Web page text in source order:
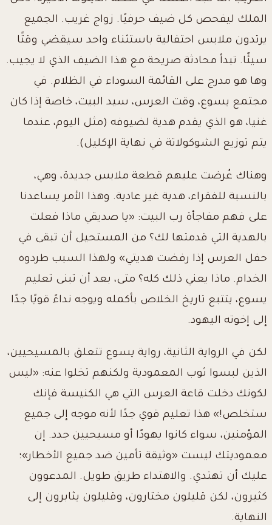
الملك ليفحص كل ضيف حرفيًا. زواج غريب. الجميع
يرتدون ملابس احتفالية باستثناء واحد سيقضي وقتًا
سيئًا. تبدأ محادثة صريحة مع هذا الضيف الذي لا يجيب.
وها هو مدرج على القائمة السوداء في الظلام. في
مجتمع يسوع، وقت العرس، سيد البيت، خاصة إذا كان
غنيا، هو الذي يقدم هدية لضيوفه (مثل اليوم، عندما
يتم توزيع الشوكولاتة في نهاية الإكليل).
وهناك عُرضت عليهم قطعة ملابس جديدة، وهي،
بالنسبة للفقراء، هدية غير عادية. وهذا الأمر يساعدنا
على فهم مفاجأة رب البيت: «يا صديقي ماذا فعلت
بالهدية التي قدمتها لك؟ من المستحيل أن تبقى في
حفل العرس إذا رفضت هديتي» ولهذا السبب طردوه
الخدام. ماذا يعني ذلك كله؟ متى، بعد أن تبنى تعليم
يسوع، يتتبع تاريخ الخلاص بأكمله ويوجه نداءً قويًا جدًا
إلى إخوته اليهود.
لكن في الرواية الثانية، رواية يسوع تتعلق بالمسيحيين،
الذين لبسوا ثوب المعمودية ولكنهم تخلوا عنه: «ليس
لكونك دخلت قاعة العرس التي هي الكنيسة فإنك
ستخلص!» هذا تعليم قوي جدًا لأنه موجه إلى جميع
المؤمنين، سواء كانوا يهودًا أو مسيحيين جدد. إن
معموديتك ليست «وثيقة تأمين ضد جميع الأخطار»؛
عليك أن تهتدي. والاهتداء طريق طويل. المدعوون
كثيرون، لكن قليلون مختارون، وقليلون يثابرون إلى
النهاية.